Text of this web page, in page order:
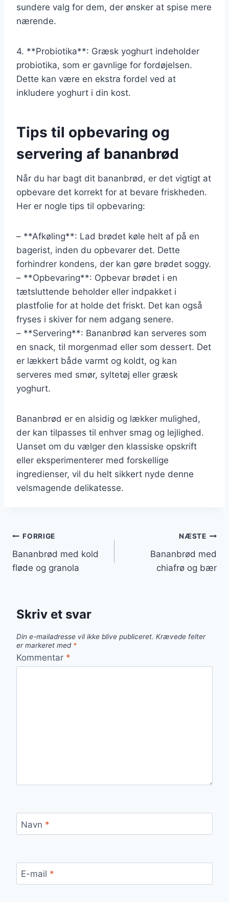
sundere valg for dem, der ønsker at spise mere
nærende.
4. **Probiotika**: Græsk yoghurt indeholder
probiotika, som er gavnlige for fordøjelsen.
Dette kan være en ekstra fordel ved at
inkludere yoghurt i din kost.
Tips til opbevaring og
servering af bananbrød
Når du har bagt dit bananbrød, er det vigtigt at
opbevare det korrekt for at bevare friskheden.
Her er nogle tips til opbevaring:
– **Afkøling**: Lad brødet køle helt af på en
bagerist, inden du opbevarer det. Dette
forhindrer kondens, der kan gøre brødet soggy.
– **Opbevaring**: Opbevar brødet i en
tætsluttende beholder eller indpakket i
plastfolie for at holde det friskt. Det kan også
fryses i skiver for nem adgang senere.
– **Servering**: Bananbrød kan serveres som
en snack, til morgenmad eller som dessert. Det
er lækkert både varmt og koldt, og kan
serveres med smør, syltetøj eller græsk
yoghurt.
Bananbrød er en alsidig og lækker mulighed,
der kan tilpasses til enhver smag og lejlighed.
Uanset om du vælger den klassiske opskrift
eller eksperimenterer med forskellige
ingredienser, vil du helt sikkert nyde denne
velsmagende delikatesse.
Indlægsnavigation
FORRIGE
Bananbrød med kold
fløde og granola
NÆSTE
Bananbrød med
chiafrø og bær
Skriv et svar
Din e-mailadresse vil ikke blive publiceret. Krævede felter
er markeret med *
Kommentar *
Navn *
E-mail *